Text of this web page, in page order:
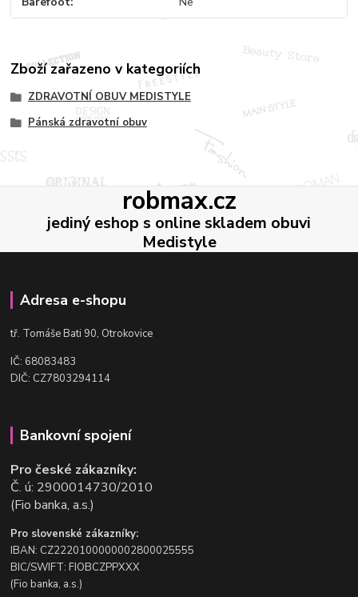
Zboží zařazeno v kategoriích
ZDRAVOTNÍ OBUV MEDISTYLE
Pánská zdravotní obuv
robmax.cz
jediný eshop s online skladem obuvi
Medistyle
Adresa e-shopu
tř. Tomáše Bati 90, Otrokovice
IČ: 68083483
DIČ: CZ7803294114
Bankovní spojení
Pro české zákazníky:
Č. ú: 2900014730/2010
(Fio banka, a.s.)
Pro slovenské zákazníky:
IBAN: CZ2220100000002800025555
BIC/SWIFT: FIOBCZPPXXX
(Fio banka, a.s.)